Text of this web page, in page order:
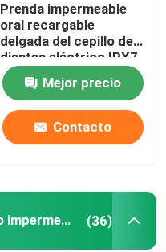
Prenda impermeable
oral recargable
delgada del cepillo de
dientes eléctrico IPX7
del cuidado con 3
modos Mejor precio
Contacto
Cepillo de dientes eléctrico impermeable (36)